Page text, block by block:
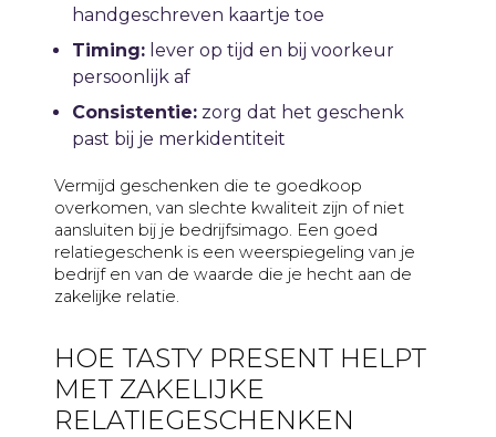
handgeschreven kaartje toe
Timing: lever op tijd en bij voorkeur
persoonlijk af
Consistentie: zorg dat het geschenk
past bij je merkidentiteit
Vermijd geschenken die te goedkoop
overkomen, van slechte kwaliteit zijn of niet
aansluiten bij je bedrijfsimago. Een goed
relatiegeschenk is een weerspiegeling van je
bedrijf en van de waarde die je hecht aan de
zakelijke relatie.
HOE TASTY PRESENT HELPT
MET ZAKELIJKE
RELATIEGESCHENKEN